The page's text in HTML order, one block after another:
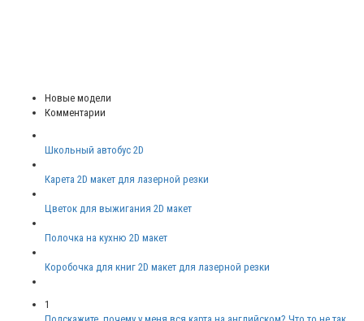
Новые модели
Комментарии
Школьный автобус 2D
Карета 2D макет для лазерной резки
Цветок для выжигания 2D макет
Полочка на кухню 2D макет
Коробочка для книг 2D макет для лазерной резки
1